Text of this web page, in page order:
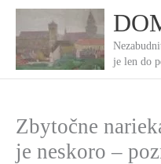
obsah
je len do
Zbytočne
je neskoro –